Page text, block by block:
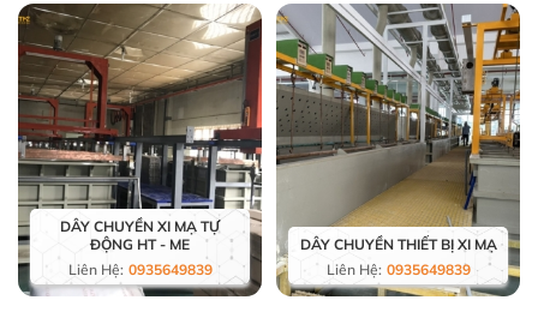
DÂY CHUYỀN XI MẠ TỰ
ĐỘNG HT - ME
Liên Hệ: 0935649839
DÂY CHUYỀN THIẾT BỊ XI MẠ
Liên Hệ: 0935649839